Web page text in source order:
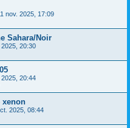
nov. 2025, 17:09
Sahara/Noir
20:30
20:44
xenon
2025, 08:44